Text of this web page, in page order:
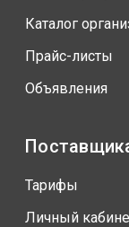
Каталог
Прайс-листы
Объявления
Тарифы
Личный